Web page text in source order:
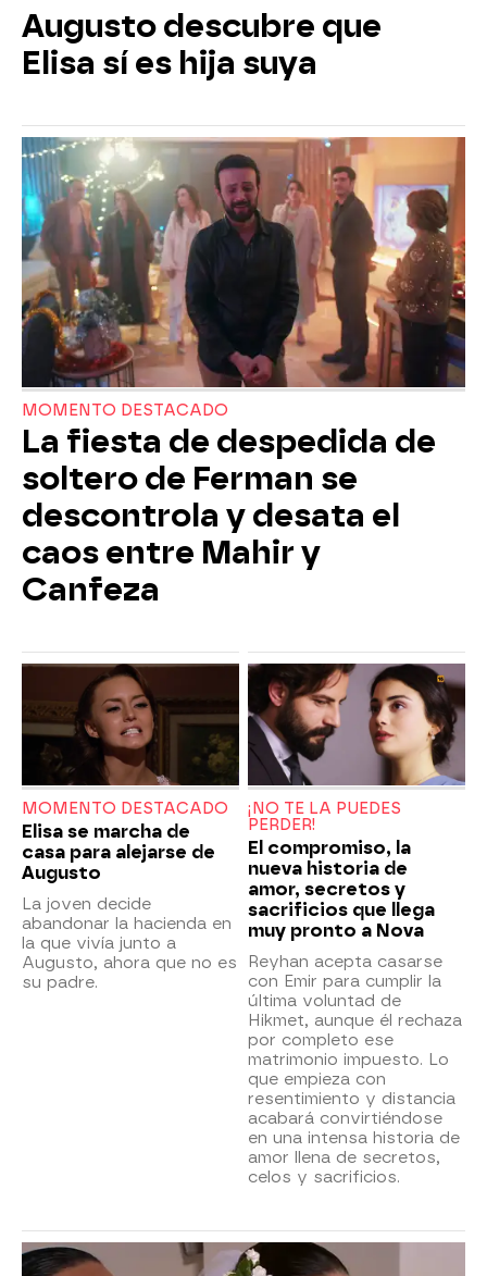
Augusto descubre que
Elisa sí es hija suya
MOMENTO DESTACADO
La fiesta de despedida de
soltero de Ferman se
descontrola y desata el
caos entre Mahir y
Canfeza
MOMENTO DESTACADO
Elisa se marcha de
casa para alejarse de
Augusto
La joven decide
abandonar la hacienda en
la que vivía junto a
Augusto, ahora que no es
su padre.
¡NO TE LA PUEDES
PERDER!
El compromiso, la
nueva historia de
amor, secretos y
sacrificios que llega
muy pronto a Nova
Reyhan acepta casarse
con Emir para cumplir la
última voluntad de
Hikmet, aunque él rechaza
por completo ese
matrimonio impuesto. Lo
que empieza con
resentimiento y distancia
acabará convirtiéndose
en una intensa historia de
amor llena de secretos,
celos y sacrificios.